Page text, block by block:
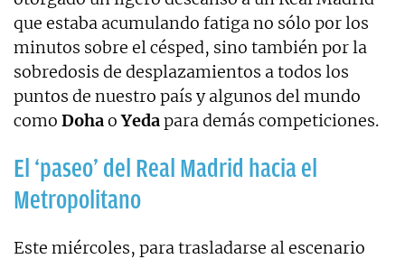
que estaba acumulando fatiga no sólo por los
minutos sobre el césped, sino también por la
sobredosis de desplazamientos a todos los
puntos de nuestro país y algunos del mundo
como DohaoYedapara demás competiciones.
El ‘paseo’ del Real Madrid hacia el
Metropolitano
Este miércoles, para trasladarse al escenario